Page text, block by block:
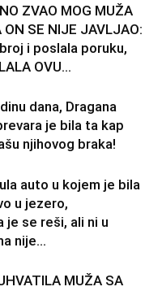
ZVAO MOG MUŽA
ON SE NIJE JAVLJAO:
i poslala poruku,
OVU...
dana, Dragana
je bila ta kap
njihovog braka!
auto u kojem je bila
u jezero,
je se reši, ali ni u
nije...
MUŽA SA